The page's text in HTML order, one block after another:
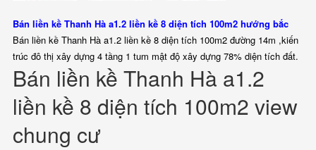
Bán liền kề Thanh Hà a1.2 liền kề 8 diện tích 100m2 hướng bắc
Bán liền kề Thanh Hà a1.2 liền kề 8 diện tích 100m2 đường 14m ,kiến
trúc đô thị xây dựng 4 tầng 1 tum mật độ xây dựng 78% diện tích đất.
Bán liền kề Thanh Hà a1.2
liền kề 8 diện tích 100m2 view
chung cư